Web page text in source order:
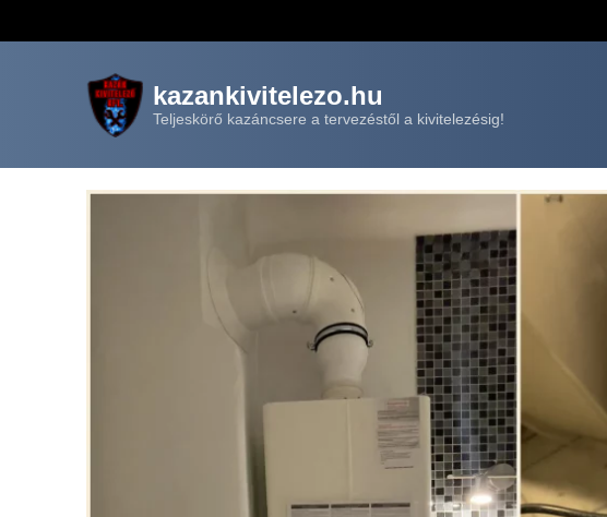
kazankivitelezo.hu
Teljeskörő kazáncsere a tervezéstől a kivitelezésig!